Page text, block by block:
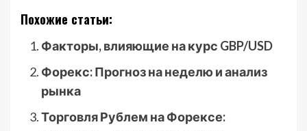
Похожие статьи:
Факторы, влияющие на курс GBP/USD
Форекс: Прогноз на неделю и анализ
рынка
Торговля Рублем на Форексе: